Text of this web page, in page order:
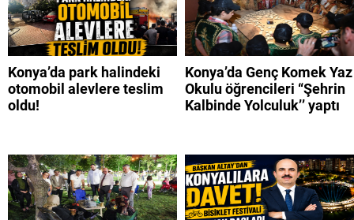
Konya’da park halindeki
otomobil alevlere teslim
oldu!
Konya’da Genç Komek Yaz
Okulu öğrencileri “Şehrin
Kalbinde Yolculuk’’ yaptı